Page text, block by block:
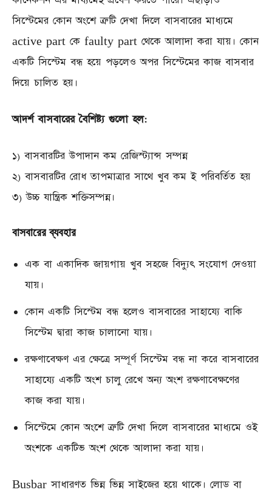
সিস্টেমের কোন অংশে ত্রুটি দেখা দিলে বাসবারের মাধ্যমে
active part কে faulty part থেকে আলাদা করা যায়। কোন
একটি সিস্টেম বন্ধ হয়ে পড়লেও অপর সিস্টেমের কাজ বাসবার
দিয়ে চালিত হয়।
আদর্শ বাসবারের বৈশিষ্ট্য গুলো হল:
১) বাসবারটির উপাদান কম রেজিস্ট্যান্স সম্পন্ন
২) বাসবারটির রোধ তাপমাত্রার সাথে খুব কম ই পরিবর্তিত হয়
৩) উচ্চ যান্ত্রিক শক্তিসম্পন্ন।
বাসবারের ব্যবহার
এক বা একাদিক জায়গায় খুব সহজে বিদ্যুৎ সংযোগ দেওয়া
যায়।
কোন একটি সিস্টেম বন্ধ হলেও বাসবারের সাহায্যে বাকি
সিস্টেম দ্বারা কাজ চালানো যায়।
রক্ষণাবেক্ষণ এর ক্ষেত্রে সম্পূর্ণ সিস্টেম বন্ধ না করে বাসবারের
সাহায্যে একটি অংশ চালু রেখে অন্য অংশ রক্ষণাবেক্ষণের
কাজ করা যায়।
সিস্টেমে কোন অংশে ত্রুটি দেখা দিলে বাসবারের মাধ্যমে ওই
অংশকে একটিভ অংশ থেকে আলাদা করা যায়।
Busbar সাধারণত ভিন্ন ভিন্ন সাইজের হয়ে থাকে। লোড বা